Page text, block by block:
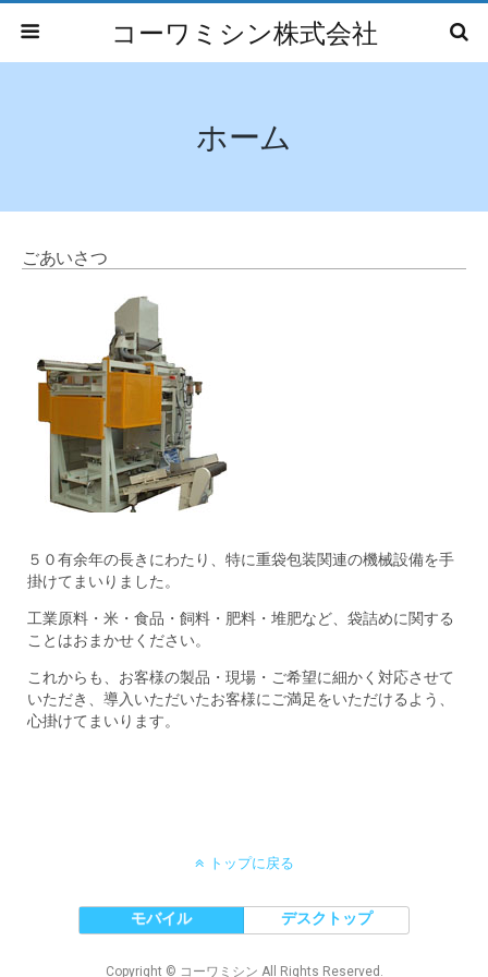
コーワミシン株式会社
ホーム
ごあいさつ
５０有余年の長きにわたり、特に重袋包装関連の機械設備を手
掛けてまいりました。
工業原料・米・食品・飼料・肥料・堆肥など、袋詰めに関する
ことはおまかせください。
これからも、お客様の製品・現場・ご希望に細かく対応させて
いただき、導入いただいたお客様にご満足をいただけるよう、
心掛けてまいります。
トップに戻る
モバイル デスクトップ
Copyright © コーワミシン All Rights Reserved.